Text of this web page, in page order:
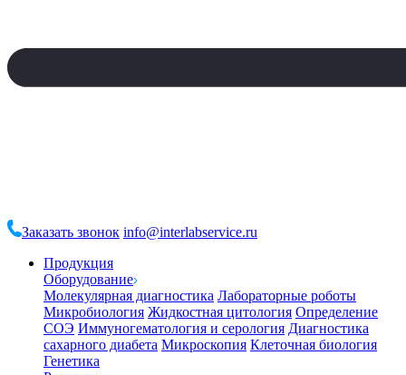
Заказать звонок info@interlabservice.ru
Продукция
Оборудование
Молекулярная диагностика Лабораторные роботы
Микробиология Жидкостная цитология Определение
СОЭ Иммуногематология и серология Диагностика
сахарного диабета Микроскопия Клеточная биология
Генетика